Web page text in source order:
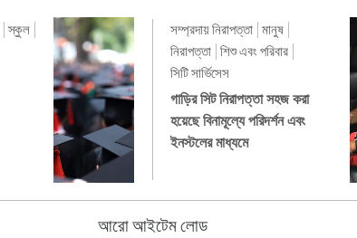
স্কুল
সম্প্রদায় নিরাপত্তা মানুষ
নিরাপত্তা শিশু এবং পরিবার
সিটি সার্ভিসেস
গাড়ির সিট নিরাপত্তা সহজ করা
হয়েছে বিনামূল্যে পরিদর্শন এবং
ইনস্টলের মাধ্যমে
আরো আইটেম লোড